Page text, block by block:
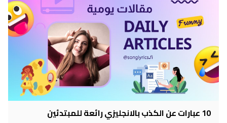
10 عبارات عن الكذب بالانجليزي رائعة للمبتدئين